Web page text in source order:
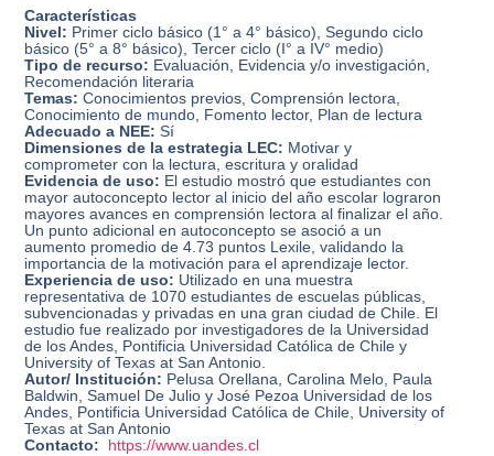
Características
Nivel: Primer ciclo básico (1° a 4° básico), Segundo ciclo
básico (5° a 8° básico), Tercer ciclo (I° a IV° medio)
Tipo de recurso: Evaluación, Evidencia y/o investigación,
Recomendación literaria
Temas: Conocimientos previos, Comprensión lectora,
Conocimiento de mundo, Fomento lector, Plan de lectura
Adecuado a NEE: Sí
Dimensiones de la estrategia LEC: Motivar y
comprometer con la lectura, escritura y oralidad
Evidencia de uso: El estudio mostró que estudiantes con
mayor autoconcepto lector al inicio del año escolar lograron
mayores avances en comprensión lectora al finalizar el año.
Un punto adicional en autoconcepto se asoció a un
aumento promedio de 4.73 puntos Lexile, validando la
importancia de la motivación para el aprendizaje lector.
Experiencia de uso: Utilizado en una muestra
representativa de 1070 estudiantes de escuelas públicas,
subvencionadas y privadas en una gran ciudad de Chile. El
estudio fue realizado por investigadores de la Universidad
de los Andes, Pontificia Universidad Católica de Chile y
University of Texas at San Antonio.
Autor/ Institución: Pelusa Orellana, Carolina Melo, Paula
Baldwin, Samuel De Julio y José Pezoa Universidad de los
Andes, Pontificia Universidad Católica de Chile, University of
Texas at San Antonio
Contacto: https://www.uandes.cl